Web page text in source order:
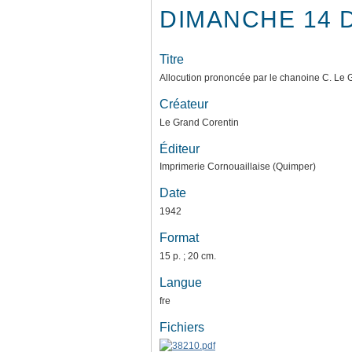
DIMANCHE 14
Titre
Allocution prononcée par le chanoine C. Le
Créateur
Le Grand Corentin
Éditeur
Imprimerie Cornouaillaise (Quimper)
Date
1942
Format
15 p. ; 20 cm.
Langue
fre
Fichiers